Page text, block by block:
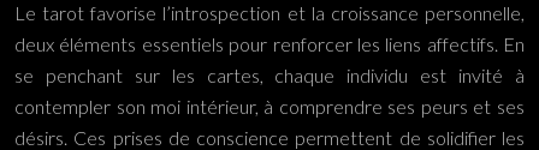
Le tarot favorise l’introspection et la croissance personnelle,
deux éléments essentiels pour renforcer les liens affectifs. En
se penchant sur les cartes, chaque individu est invité à
contempler son moi intérieur, à comprendre ses peurs et ses
désirs. Ces prises de conscience permettent de solidifier les